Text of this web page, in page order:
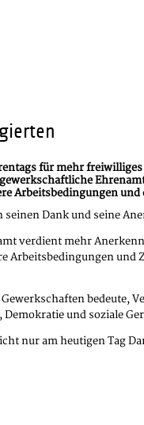
für mehr
Arbeitsbedingungen
Dank und seine
verdient mehr
Arbeitsbedingungen
bedeute,
und soziale
nur am heutigen Tag